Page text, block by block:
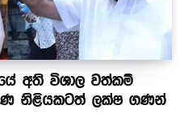
අති විශාල වත්කම්
නිළියකටත් ලක්ෂ ගණන්